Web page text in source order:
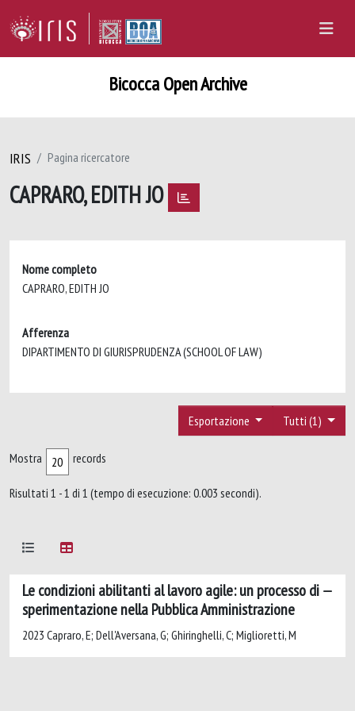
Bicocca Open Archive
IRIS Pagina ricercatore
CAPRARO, EDITH JO
Nome completo
CAPRARO, EDITH JO
Afferenza
DIPARTIMENTO DI GIURISPRUDENZA (SCHOOL OF LAW)
Tutti (1)
Esportazione
Mostra records
Risultati 1 - 1 di 1 (tempo di esecuzione: 0.003 secondi).
Le condizioni abilitanti al lavoro agile: un processo di
sperimentazione nella Pubblica Amministrazione
2023 Capraro, E; Dell'Aversana, G; Ghiringhelli, C; Miglioretti, M